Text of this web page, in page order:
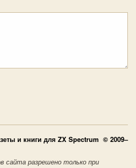
и книги для ZX Spectrum © 2009–
сайта разрешено только при